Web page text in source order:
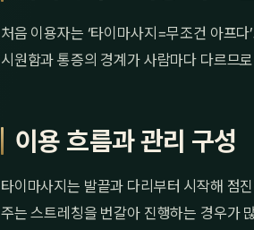
처음 이용자는 ‘타이마사지=무조건 아프
시원함과 통증의 경계가 사람마다 다르므
이용 흐름과 관리 구성
타이마사지는 발끝과 다리부터 시작해 점
주는 스트레칭을 번갈아 진행하는 경우가